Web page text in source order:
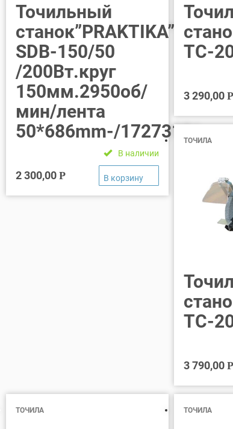
Точильный
станок”PRAKTIKA”
SDB-150/50
/200Вт.круг
150мм.2950об/
мин/лента
50*686mm-/1727310/
В наличии
2 300,00 Р
ТС-
3 290,00Р
ТОЧИЛА
ТС-
3 790,00Р
ТОЧИЛА ТОЧИЛА